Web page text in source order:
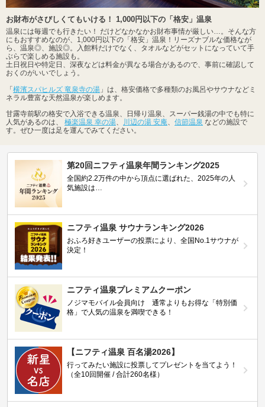
お財布がさびしくてもいける！ 1,000円以下の「格安」温泉
温泉には毎週でも行きたい！ だけどなかなかお財布事情が厳しい…。そんな方
にもおすすめなのが、1,000円以下の「格安」温泉！リーズナブルな価格なが
ら、温泉◎、施設◎。入館料だけでなく、タオルなどがセットになっていて手
ぶらで楽しめる施設も。
土日祝日や特定日、深夜などは料金が異なる場合があるので、事前に確認して
おくのがいいでしょう。
「 横濱スパヒルズ 竜泉寺の湯 」は、格安価格で多種類のお風呂やサウナなどミ
ネラル豊富な天然温泉が楽しめます。
甘露寺前駅の格安で入浴できる温泉、日帰り温泉、スーパー銭湯の中でも特に
人気があるのは、 極楽温泉 幸の湯、 川辺の湯 安庵、 信節温泉 などの施設で
す。ぜひ一度は足を運んでみてください。
第20回ニフティ温泉年間ランキング2025
全国約2.2万件の中から頂点に選ばれた、2025年の人
気施設は…
ニフティ温泉 サウナランキング2026
おふろ好きユーザーの投票により、全国No.1サウナが
決定！
ニフティ温泉プレミアムクーポン
ノジマモバイル会員向け 通常よりもお得な「特別価
格」で人気の温泉を満喫できる！
【ニフティ温泉 百名湯2026】
行ってみたい施設に投票してプレゼントを当てよう！
（全10回開催 / 合計260名様）